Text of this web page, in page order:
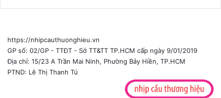
https://nhipcauthuonghieu.vn
GP số: 02/GP - TTĐT - Sở TT&TT TP.HCM cấp ngày 9/01/2019
Địa chỉ: 15/23 A Trần Mai Ninh, Phường Bảy Hiền, TP.HCM
PTND: Lê Thị Thanh Tú